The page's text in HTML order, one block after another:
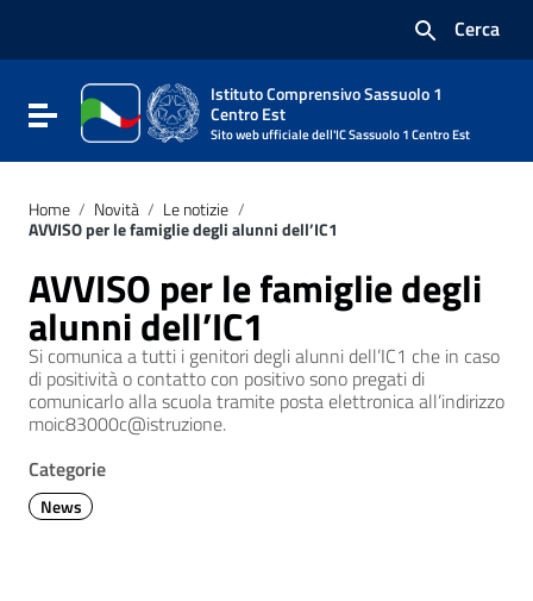
Vai al footer
Cerca
Attiva / disattiva la navigazione
Istituto Comprensivo Sassuolo 1
Centro Est
Sito web ufficiale dell'IC Sassuolo 1 Centro Est
Home / Novità / Le notizie /
AVVISO per le famiglie degli alunni dell’IC1
AVVISO per le famiglie degli
alunni dell’IC1
Si comunica a tutti i genitori degli alunni dell’IC1 che in caso
di positività o contatto con positivo sono pregati di
comunicarlo alla scuola tramite posta elettronica all’indirizzo
moic83000c@istruzione.
Categorie
News